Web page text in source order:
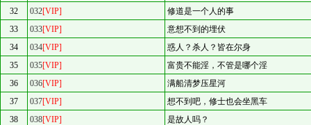
32
032[VIP]
修道是一个人的事
33
033[VIP]
意想不到的埋伏
34
034[VIP]
惑人？杀人？皆在尔身
35
035[VIP]
富贵不能淫，不管是哪个淫
36
036[VIP]
满船清梦压星河
37
037[VIP]
想不到吧，修士也会坐黑车
38
038[VIP] 是故人吗？